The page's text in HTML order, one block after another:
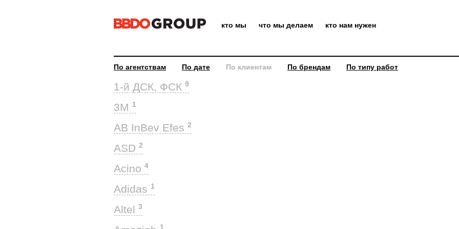
кто мы что мы делаем кто нам нужен
По агентствам По дате По клиентам По брендам По типу работ
1-й ДСК, ФСК 9
3M 1
AB InBev Efes 2
ASD 2
Acino 4
Adidas 1
Altel 3
1